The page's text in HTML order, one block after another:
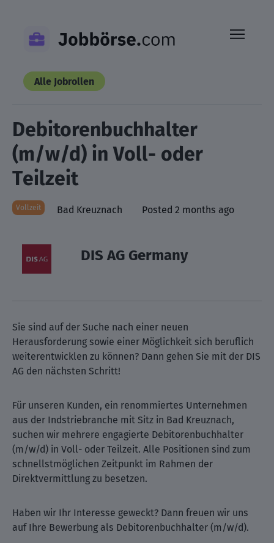
content
Alle Jobrollen
Debitorenbuchhalter
(m/w/d) in Voll- oder
Teilzeit
Vollzeit Bad Kreuznach Posted 2 months ago
DIS AG Germany
Sie sind auf der Suche nach einer neuen
Herausforderung sowie einer Möglichkeit sich beruflich
weiterentwicklen zu können? Dann gehen Sie mit der DIS
AG den nächsten Schritt!
Für unseren Kunden, ein renommiertes Unternehmen
aus der Indstriebranche mit Sitz in Bad Kreuznach,
suchen wir mehrere engagierte Debitorenbuchhalter
(m/w/d) in Voll- oder Teilzeit. Alle Positionen sind zum
schnellstmöglichen Zeitpunkt im Rahmen der
Direktvermittlung zu besetzen.
Haben wir Ihr Interesse geweckt? Dann freuen wir uns
auf Ihre Bewerbung als Debitorenbuchhalter (m/w/d).